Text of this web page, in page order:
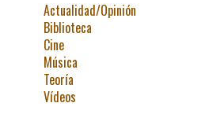
Actualidad/Opinión
Biblioteca
Cine
Música
Teoría
Vídeos